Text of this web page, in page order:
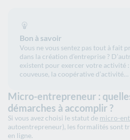
Bon à savoir
Vous ne vous sentez pas tout à fait
dans la création d’entreprise ?
existent pour exercer votre activité
couveuse, la coopérative d’activité…
Micro-entrepreneur :
démarches à accomplir ?
Si vous avez choisi le statut de micro-
autoentrepreneur), les formalités sont
en ligne.